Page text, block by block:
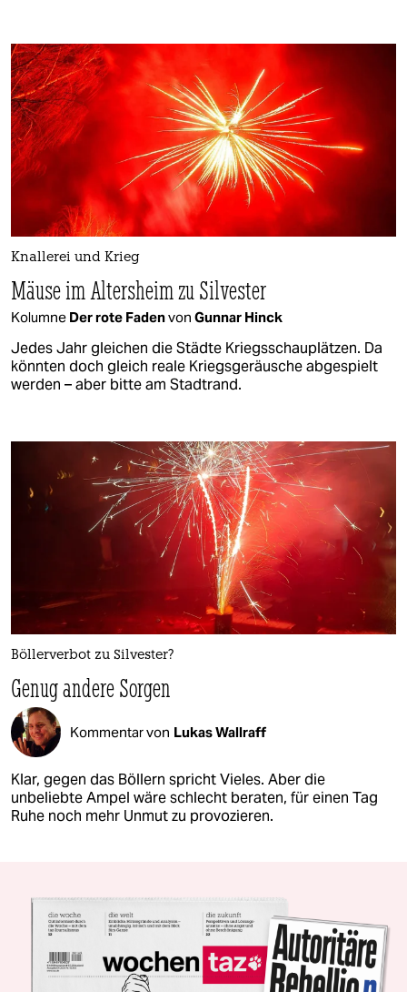
Knallerei und Krieg
Mäuse im Altersheim zu Silvester
Kolumne Der rote Fadenvon Gunnar Hinck
Jedes Jahr gleichen die Städte Kriegsschauplätzen. Da
könnten doch gleich reale Kriegsgeräusche abgespielt
werden – aber bitte am Stadtrand.
Böllerverbot zu Silvester?
Genug andere Sorgen
Kommentar von Lukas Wallraff
Klar, gegen das Böllern spricht Vieles. Aber die
unbeliebte Ampel wäre schlecht beraten, für einen Tag
Ruhe noch mehr Unmut zu provozieren.